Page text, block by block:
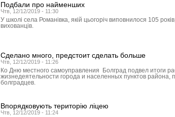
Подбали про найменших
Чтв, 12/12/2019 - 11:30
У школі села Романівка, якій цьогоріч виповнилося 105
вихованців.
Сделано много, предстоит сделать больше
Чтв, 12/12/2019 - 11:26
Ко Дню местного самоуправления Болград подвел итоги
жизнедеятельности города и населенных пунктов района,
болградцев.
Впорядковують територію ліцею
Чтв, 12/12/2019 - 11:24